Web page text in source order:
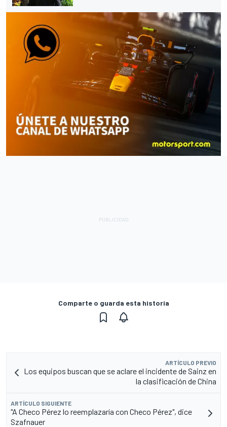
Comparte o guarda esta historia
ARTÍCULO PREVIO
Los equipos buscan que se aclare el incidente de Sainz en
la clasificación de China
ARTÍCULO SIGUIENTE
"A Checo Pérez lo reemplazaría con Checo Pérez", dice
Szafnauer